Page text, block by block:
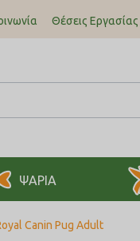
Θέσεις Εργασίας
ΨΑΡΙΑ
Canin Pug Adult